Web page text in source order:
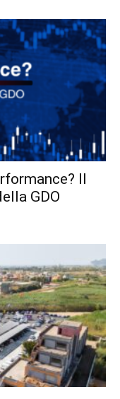
Il
GDO